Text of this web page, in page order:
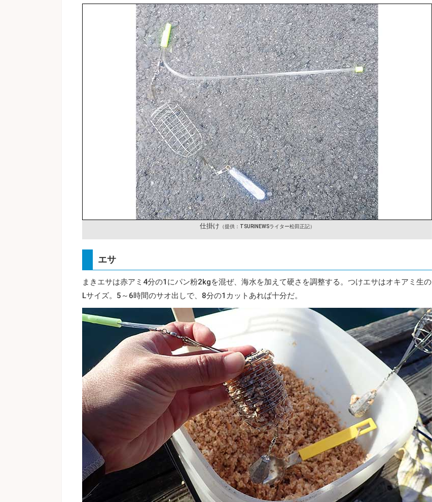
仕掛け （提供：TSURINEWSライター松田正記）
エサ
まきエサは赤アミ4分の1にパン粉2kgを混ぜ、海水を加えて硬さを調整する。つけエサはオキアミ生の
Lサイズ。5～6時間のサオ出しで、8分の1カットあれば十分だ。